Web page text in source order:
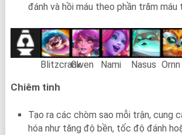
đánh và hồi máu theo phần trăm máu
BlitzcrankGwen Nami Nasus Ornn
Chiêm tinh
Tạo ra các chòm sao mỗi trận, cung
hóa như tăng độ bền, tốc độ đánh